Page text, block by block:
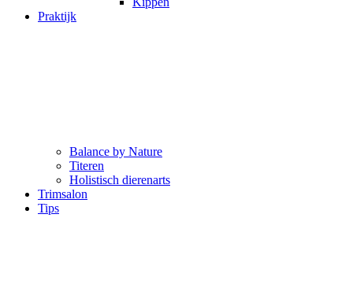
Praktijk
Balance by Nature
Titeren
Holistisch dierenarts
Trimsalon
Tips